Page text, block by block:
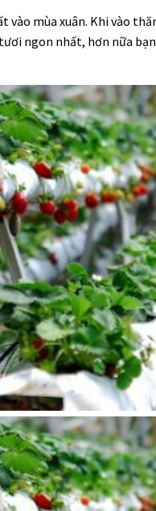
vào mùa xuân. Khi vào
ngon nhất, hơn nữa